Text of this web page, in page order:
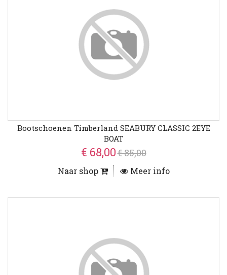
Bootschoenen Timberland SEABURY CLASSIC 2EYE
BOAT
€ 68,00€ 85,00
Naar shop Meer info